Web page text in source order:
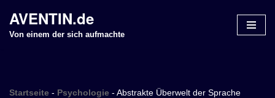
Z
n
AVENTIN.de
Von einem der sich aufmachte
Startseite - Psychologie - Abstrakte Überwelt der Sprache